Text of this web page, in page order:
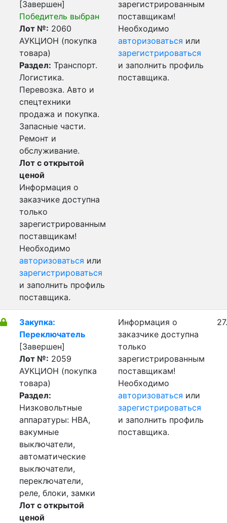
[Завершен]
Победитель выбран
Лот №: 2060
АУКЦИОН (покупка
товара)
Раздел: Транспорт.
Логистика.
Перевозка. Авто и
спецтехники
продажа и покупка.
Запасные части.
Ремонт и
обслуживание.
Лот с открытой
ценой
Информация о
заказчике доступна
только
зарегистрированным
поставщикам!
Необходимо
авторизоваться или
зарегистрироваться
и заполнить профиль
поставщика.
зарегистрированным
поставщикам!
Необходимо
авторизоваться или
зарегистрироваться
и заполнить профиль
поставщика.
Закупка:
Переключатель
[Завершен]
Лот №: 2059
АУКЦИОН (покупка
товара)
Раздел:
Низковольтные
аппаратуры: НВА,
вакумные
выключатели,
автоматические
выключатели,
переключатели,
реле, блоки, замки
Лот с открытой
ценой
Информация о
заказчике доступна
только
зарегистрированным
поставщикам!
Необходимо
авторизоваться или
зарегистрироваться
и заполнить профиль
поставщика.